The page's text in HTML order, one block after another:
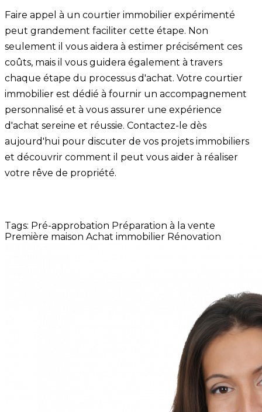
Faire appel à un courtier immobilier expérimenté
peut grandement faciliter cette étape. Non
seulement il vous aidera à estimer précisément ces
coûts, mais il vous guidera également à travers
chaque étape du processus d'achat. Votre courtier
immobilier est dédié à fournir un accompagnement
personnalisé et à vous assurer une expérience
d'achat sereine et réussie. Contactez-le dès
aujourd'hui pour discuter de vos projets immobiliers
et découvrir comment il peut vous aider à réaliser
votre rêve de propriété.
Tags: Pré-approbation Préparation à la vente
Première maison Achat immobilier Rénovation